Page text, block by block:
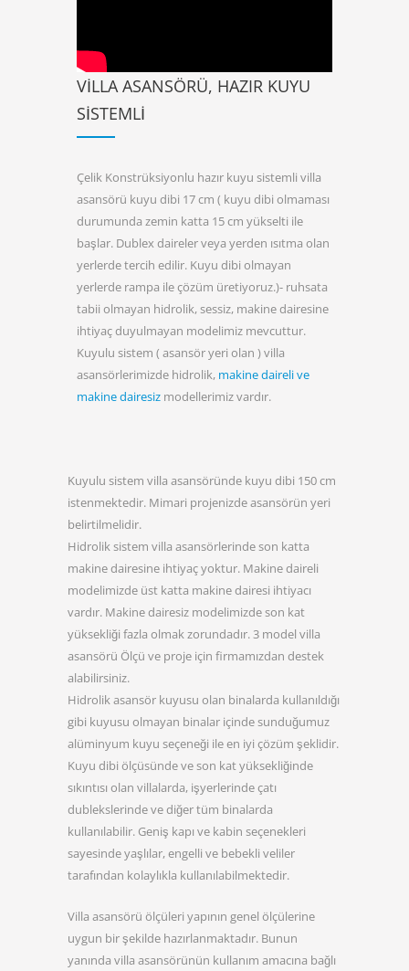
VILLA ASANSÖRÜ, HAZIR KUYU
SISTEMLI
Çelik Konstrüksiyonlu hazır kuyu sistemli villa
asansörü kuyu dibi 17 cm ( kuyu dibi olmaması
durumunda zemin katta 15 cm yükselti ile
başlar. Dublex daireler veya yerden ısıtma olan
yerlerde tercih edilir. Kuyu dibi olmayan
yerlerde rampa ile çözüm üretiyoruz.)- ruhsata
tabii olmayan hidrolik, sessiz, makine dairesine
ihtiyaç duyulmayan modelimiz mevcuttur.
Kuyulu sistem ( asansör yeri olan ) villa
asansörlerimizde hidrolik, makine daireli ve
makine dairesiz modellerimiz vardır.
Kuyulu sistem villa asansöründe kuyu dibi 150 cm
istenmektedir. Mimari projenizde asansörün yeri
belirtilmelidir.
Hidrolik sistem villa asansörlerinde son katta
makine dairesine ihtiyaç yoktur. Makine daireli
modelimizde üst katta makine dairesi ihtiyacı
vardır. Makine dairesiz modelimizde son kat
yüksekliği fazla olmak zorundadır. 3 model villa
asansörü Ölçü ve proje için firmamızdan destek
alabilirsiniz.
Hidrolik asansör kuyusu olan binalarda kullanıldığı
gibi kuyusu olmayan binalar içinde sunduğumuz
alüminyum kuyu seçeneği ile en iyi çözüm şeklidir.
Kuyu dibi ölçüsünde ve son kat yüksekliğinde
sıkıntısı olan villalarda, işyerlerinde çatı
dublekslerinde ve diğer tüm binalarda
kullanılabilir. Geniş kapı ve kabin seçenekleri
sayesinde yaşlılar, engelli ve bebekli veliler
tarafından kolaylıkla kullanılabilmektedir.
Villa asansörü ölçüleri yapının genel ölçülerine
uygun bir şekilde hazırlanmaktadır. Bunun
yanında villa asansörünün kullanım amacına bağlı